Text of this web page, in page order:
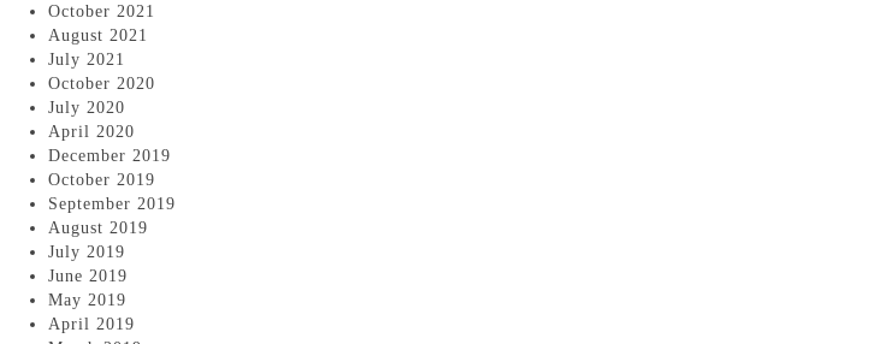
October 2021
August 2021
July 2021
October 2020
July 2020
April 2020
December 2019
October 2019
September 2019
August 2019
July 2019
June 2019
May 2019
April 2019